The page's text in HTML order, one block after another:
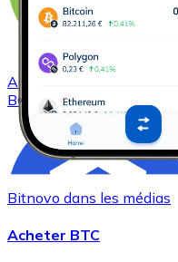
Acheter
BCH
Bitnovo dans les médias
Acheter BTC